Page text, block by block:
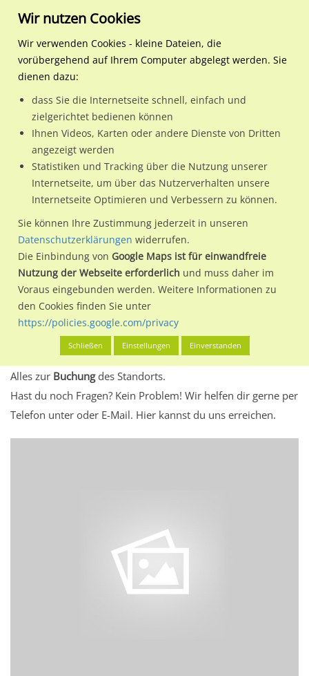
Regionale Plakatwerbung Schleswig-Holstein
Elmshorn, Stadt
Wedenkamp 9a / Sto. 2
25335 / Elmshorn, Stadt / Innenstadt
Nutze günstige Werbemöglichkeiten am Standort
Wedenkamp 9a / Sto. 2 li. neb. Wagenboxim Ortsteil
Innenstadt)in Elmshorn, Stadt.
Wir erheben für jede unserer Werbeflächen individuelle und
aktuelleStandortinformationenundLeistungswerte. Damit
kannst du dich schon vor der Buchung im Detail über den
Standort, seine Reichweite und Werbewirkung sowie
eventuelle Beschränkungen in den zugelassenen
Werbeinhalten informieren.
Alles klar? Dann findest du direkt im unteren Teil dieser Seite
Alles zur Buchungdes Standorts.
Hast du noch Fragen? Kein Problem! Wir helfen dir gerne per
Telefon unter oder E-Mail. Hier kannst du uns erreichen.
Wir nutzen Cookies
Wir verwenden Cookies - kleine Dateien, die
vorübergehend auf Ihrem Computer abgelegt werden. Sie
dienen dazu:
dass Sie die Internetseite schnell, einfach und
zielgerichtet bedienen können
Ihnen Videos, Karten oder andere Dienste von Dritten
angezeigt werden
Statistiken und Tracking über die Nutzung unserer
Internetseite, um über das Nutzerverhalten unsere
Internetseite Optimieren und Verbessern zu können.
Sie können Ihre Zustimmung jederzeit in unseren
Datenschutzerklärungen widerrufen.
Die Einbindung von Google Maps ist für einwandfreie
Nutzung der Webseite erforderlich und muss daher im
Voraus eingebunden werden. Weitere Informationen zu
den Cookies finden Sie unter
https://policies.google.com/privacy
Schließen Einstellungen Einverstanden